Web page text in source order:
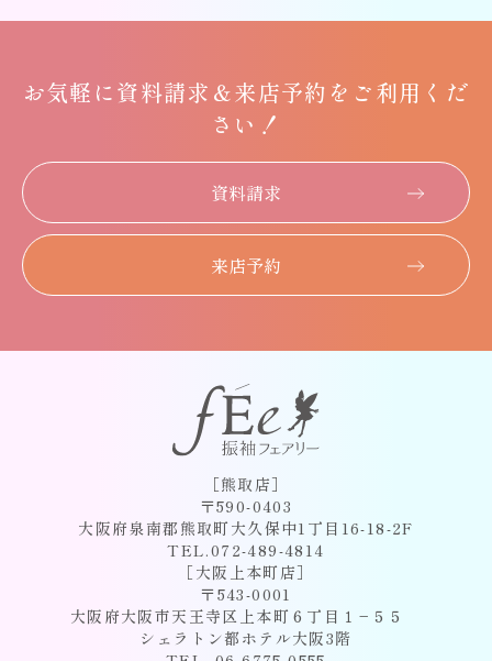
お気軽に資料請求＆来店予約をご利用くだ
さい！
資料請求
来店予約
［熊取店］
〒590-0403
大阪府泉南郡熊取町大久保中1丁目16-18-2F
TEL.072-489-4814
［大阪上本町店］
〒543-0001
大阪府大阪市天王寺区上本町６丁目１−５５
シェラトン都ホテル大阪3階